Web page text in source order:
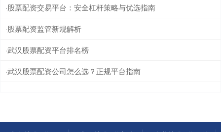
·股票配资交易平台：安全杠杆策略与优选指南
·股票配资监管新规解析
·武汉股票配资平台排名榜
·武汉股票配资公司怎么选？正规平台指南